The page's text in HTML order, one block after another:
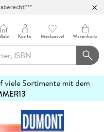
Konto Merkzettel Warenkorb
viele Sortimente mit dem